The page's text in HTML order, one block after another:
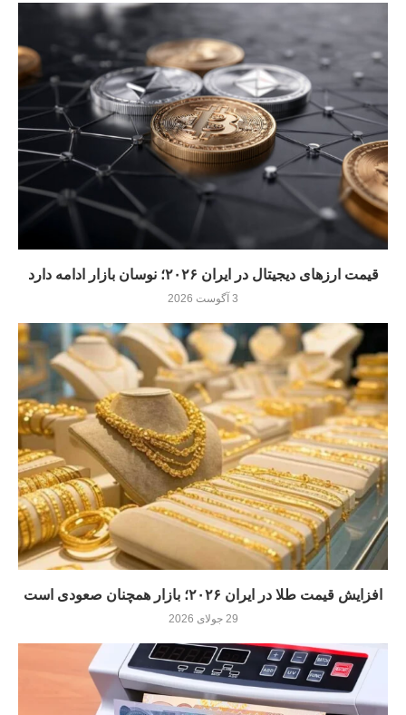
قیمت ارزهای دیجیتال در ایران ۲۰۲۶؛ نوسان بازار ادامه دارد
3 آگوست 2026
افزایش قیمت طلا در ایران ۲۰۲۶؛ بازار همچنان صعودی است
29 جولای 2026